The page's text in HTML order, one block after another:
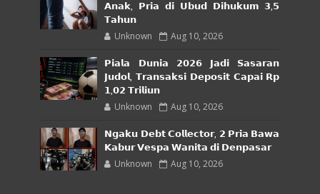
𝗔𝗻𝗮𝗸, 𝗣𝗿𝗶𝗮 𝗱𝗶 𝗨𝗯𝘂𝗱 𝗗𝗶𝗵𝘂𝗸𝘂𝗺 𝟯,𝟱
𝗧𝗮𝗵𝘂𝗻
Unknown Aug 10, 2026
𝗣𝗶𝗮𝗹𝗮 𝗗𝘂𝗻𝗶𝗮 𝟮𝟬𝟮𝟲 𝗝𝗮𝗱𝗶 𝗦𝗮𝘀𝗮𝗿𝗮𝗻
𝗝𝘂𝗱𝗼𝗹, 𝗧𝗿𝗮𝗻𝘀𝗮𝗸𝘀𝗶 𝗗𝗲𝗽𝗼𝘀𝗶𝘁 𝗖𝗮𝗽𝗮𝗶 𝗥𝗽
𝟭,𝟬𝟮 𝗧𝗿𝗶𝗹𝗶𝘂𝗻
Unknown Aug 10, 2026
𝗡𝗴𝗮𝗸𝘂 𝗗𝗲𝗯𝘁 𝗖𝗼𝗹𝗹𝗲𝗰𝘁𝗼𝗿, 𝟮 𝗣𝗿𝗶𝗮 𝗕𝗮𝘄𝗮
𝗞𝗮𝗯𝘂𝗿 𝗩𝗲𝘀𝗽𝗮 𝗪𝗮𝗻𝗶𝘁𝗮 𝗱𝗶 𝗗𝗲𝗻𝗽𝗮𝘀𝗮𝗿
Unknown Aug 10, 2026